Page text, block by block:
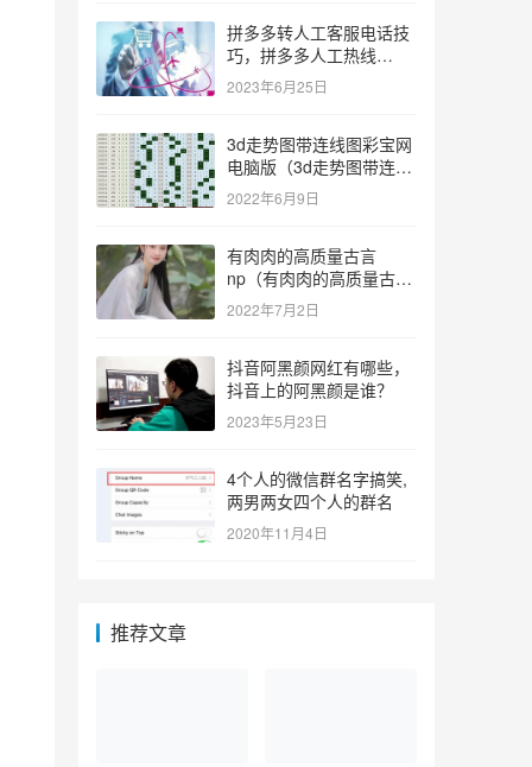
拼多多转人工客服电话技
巧，拼多多人工热线
9541344？
2023年6月25日
3d走势图带连线图彩宝网
电脑版（3d走势图带连线
图彩宝网手机版）
2022年6月9日
有肉肉的高质量古言
np（有肉肉的高质量古言
np推荐）
2022年7月2日
抖音阿黑颜网红有哪些，
抖音上的阿黑颜是谁？
2023年5月23日
4个人的微信群名字搞笑,
两男两女四个人的群名
2020年11月4日
推荐文章